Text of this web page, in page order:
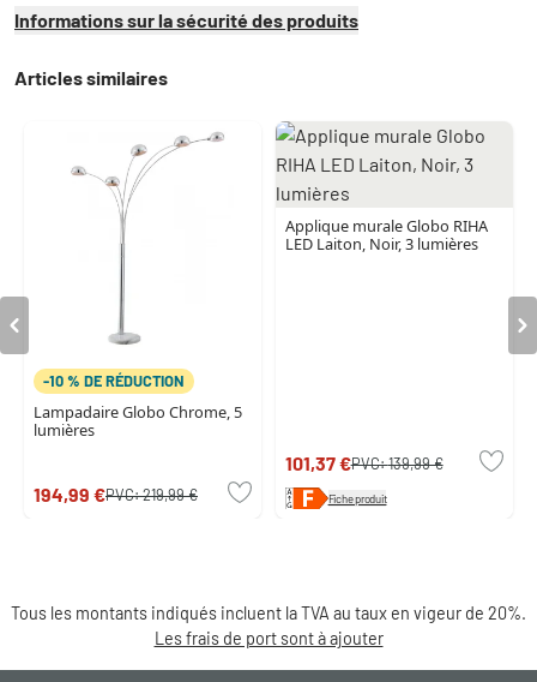
Informations sur la sécurité des produits
Articles similaires
-10 % DE RÉDUCTION
Lampadaire Globo Chrome, 5
lumières
194,99 €PVC:219,99 €
Applique murale Globo RIHA
LED Laiton, Noir, 3 lumières
101,37 €PVC:139,99 €
Fiche produit
Tous les montants indiqués incluent la TVA au taux en vigeur de 20%.
Les frais de port sont à ajouter